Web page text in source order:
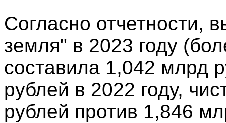
Согласно отчетности,
земля" в 2023 году
составила 1,042 млрд
рублей в 2022 году,
рублей против 1,846